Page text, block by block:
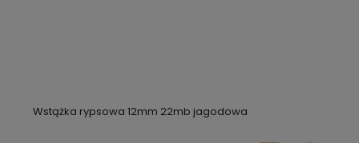
Wstążka rypsowa 12mm 22mb jagodowa